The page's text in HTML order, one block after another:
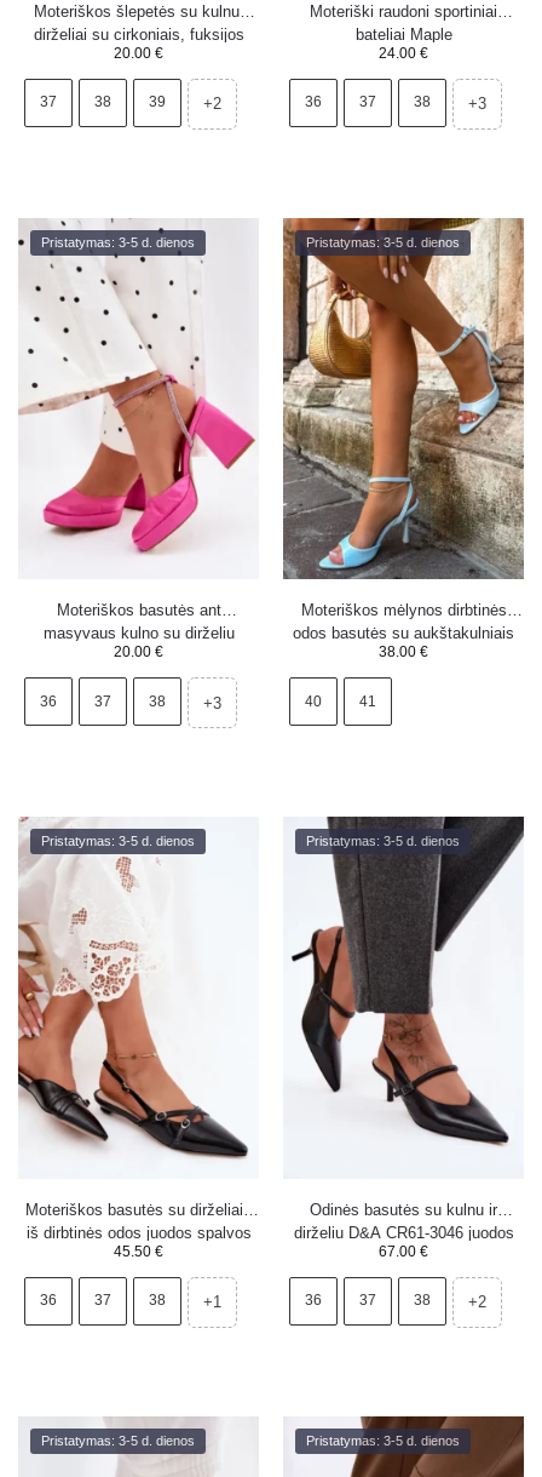
Moteriškos šlepetės su kulnu,
dirželiai su cirkoniais, fuksijos
spalvos Karima
20.00 €
37 38 39 +2
Moteriški raudoni sportiniai
bateliai Maple
24.00 €
36 37 38 +3
Pristatymas: 3-5 d. dienos
Moteriškos basutės ant
masyvaus kulno su dirželiu
fuksijos spalvos Seraphina
20.00 €
36 37 38 +3
Pristatymas: 3-5 d. dienos
Moteriškos mėlynos dirbtinės
odos basutės su aukštakulniais
Palmer
38.00 €
40 41
Pristatymas: 3-5 d. dienos
Moteriškos basutės su dirželiais
iš dirbtinės odos juodos spalvos
Glamira
45.50 €
36 37 38 +1
Pristatymas: 3-5 d. dienos
Odinės basutės su kulnu ir
dirželiu D&A CR61-3046 juodos
spalvos
67.00 €
36 37 38 +2
Pristatymas: 3-5 d. dienos Pristatymas: 3-5 d. dienos